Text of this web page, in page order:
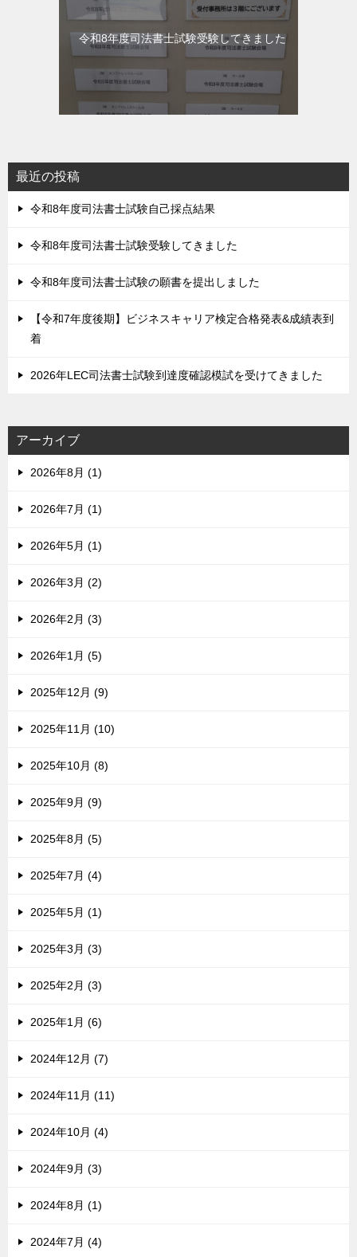
令和8年度司法書士試験受験してきました
最近の投稿
令和8年度司法書士試験自己採点結果
令和8年度司法書士試験受験してきました
令和8年度司法書士試験の願書を提出しました
【令和7年度後期】ビジネスキャリア検定合格発表&成績表到
着
2026年LEC司法書士試験到達度確認模試を受けてきました
アーカイブ
2026年8月 (1)
2026年7月 (1)
2026年5月 (1)
2026年3月 (2)
2026年2月 (3)
2026年1月 (5)
2025年12月 (9)
2025年11月 (10)
2025年10月 (8)
2025年9月 (9)
2025年8月 (5)
2025年7月 (4)
2025年5月 (1)
2025年3月 (3)
2025年2月 (3)
2025年1月 (6)
2024年12月 (7)
2024年11月 (11)
2024年10月 (4)
2024年9月 (3)
2024年8月 (1)
2024年7月 (4)